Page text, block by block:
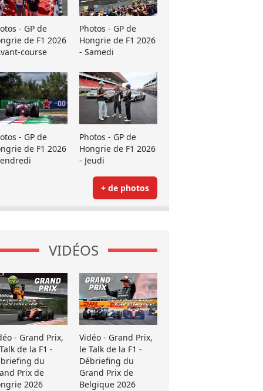
- GP de
de F1 2026
course
Photos - GP de
Hongrie de F1 2026
- Samedi
- GP de
de F1 2026
Photos - GP de
Hongrie de F1 2026
- Jeudi
+ de photos
VIDÉOS
- Grand Prix,
de la F1 -
du
Prix de
2026
Vidéo - Grand Prix,
le Talk de la F1 -
Débriefing du
Grand Prix de
Belgique 2026